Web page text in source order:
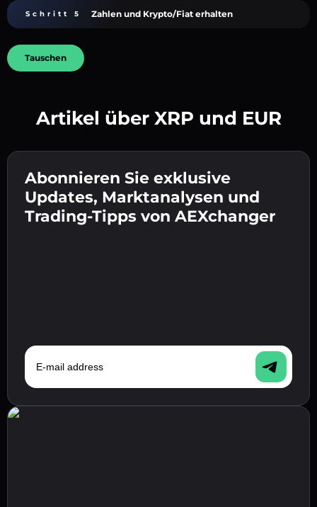
Gib deine Krypto-Wallet-Adresse ein 👉 fahre
mit dem nächsten Schritt fort.
Bestätige deine Identität 👉 fahre mit dem
letzten Schritt fort.
Schritt 5 Zahlen und Krypto/Fiat erhalten
Sende die Einzahlung 👉 erhalte Krypto oder
Fiat in deiner Wallet.
Tauschen
Artikel über XRP und EUR
Abonnieren Sie exklusive
Updates, Marktanalysen und
Trading-Tipps von AEXchanger
E-mail address